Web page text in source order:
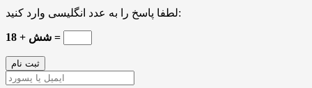
لطفا پاسخ را به عدد انگلیسی وارد کنید:
18 + شش =